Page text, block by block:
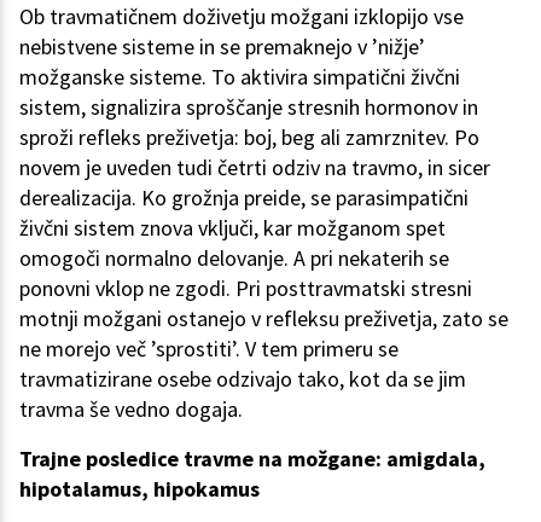
Ob travmatičnem doživetju možgani izklopijo vse
nebistvene sisteme in se premaknejo v ’nižje’
možganske sisteme. To aktivira simpatični živčni
sistem, signalizira sproščanje stresnih hormonov in
sproži refleks preživetja: boj, beg ali zamrznitev. Po
novem je uveden tudi četrti odziv na travmo, in sicer
derealizacija. Ko grožnja preide, se parasimpatični
živčni sistem znova vključi, kar možganom spet
omogoči normalno delovanje. A pri nekaterih se
ponovni vklop ne zgodi. Pri posttravmatski stresni
motnji možgani ostanejo v refleksu preživetja, zato se
ne morejo več ’sprostiti’. V tem primeru se
travmatizirane osebe odzivajo tako, kot da se jim
travma še vedno dogaja.
Trajne posledice travme na možgane: amigdala,
hipotalamus, hipokamus